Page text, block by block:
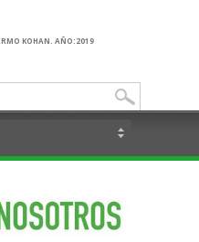
KOHAN. AÑO:2019